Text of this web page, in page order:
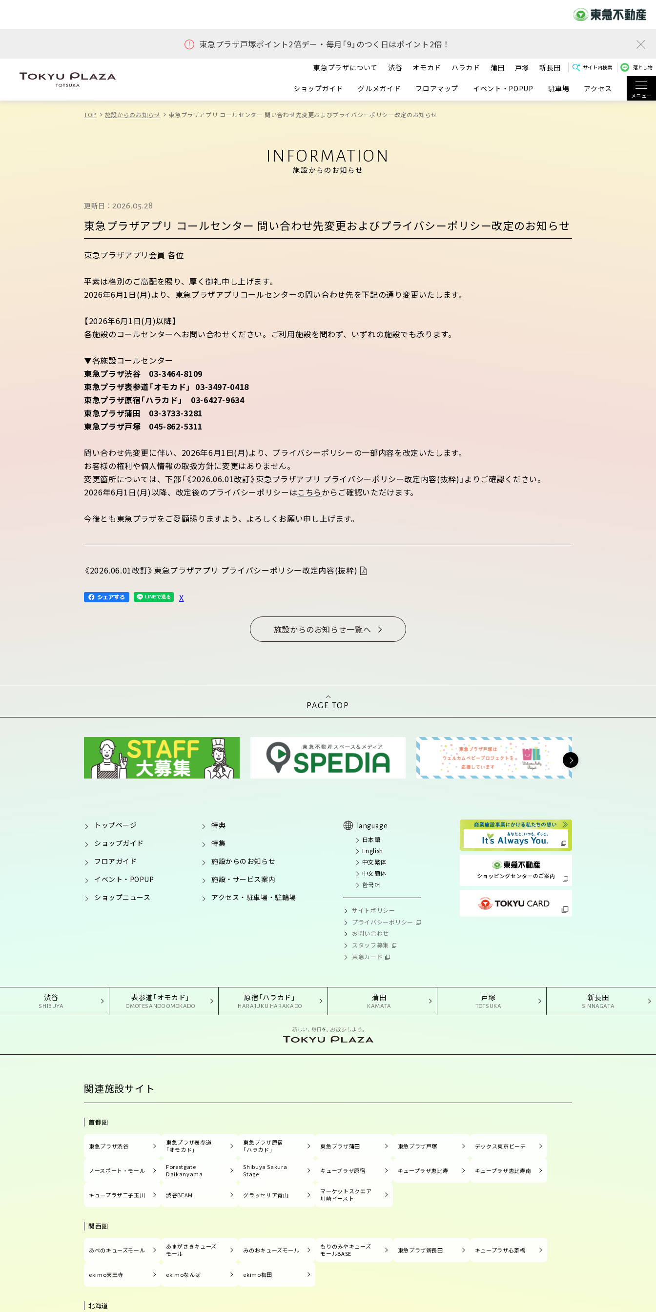
東急プラザ戸塚ポイント2倍デー・毎月「9」のつく日はポイント2倍！
東急プラザについて 渋谷 オモカド ハラカド 蒲田 戸塚 新長田 サイト内検索 落とし物
ショップガイド グルメガイド フロアマップ イベント・POPUP 駐車場 アクセス
メニュー
TOP 施設からのお知らせ 東急プラザアプリ コールセンター 問い合わせ先変更およびプライバシーポリシー改定のお知らせ
INFORMATION
施設からのお知らせ
更新日：2026.05.28
東急プラザアプリ コールセンター 問い合わせ先変更およびプライバシーポリシー改定のお知らせ
東急プラザアプリ会員 各位
平素は格別のご高配を賜り、厚く御礼申し上げます。
2026年6月1日(月)より、東急プラザアプリコールセンターの問い合わせ先を下記の通り変更いたします。
【2026年6月1日(月)以降】
各施設のコールセンターへお問い合わせください。ご利用施設を問わず、いずれの施設でも承ります。
▼各施設コールセンター
東急プラザ渋谷 03-3464-8109
東急プラザ表参道「オモカド」 03-3497-0418
東急プラザ原宿「ハラカド」 03-6427-9634
東急プラザ蒲田 03-3733-3281
東急プラザ戸塚 045-862-5311
問い合わせ先変更に伴い、2026年6月1日(月)より、プライバシーポリシーの一部内容を改定いたします。
お客様の権利や個人情報の取扱方針に変更はありません。
変更箇所については、下部「《2026.06.01改訂》東急プラザアプリ プライバシーポリシー改定内容(抜粋)」よりご確認ください。
2026年6月1日(月)以降、改定後のプライバシーポリシーはこちらからご確認いただけます。
今後とも東急プラザをご愛顧賜りますよう、よろしくお願い申し上げます。
《2026.06.01改訂》東急プラザアプリ プライバシーポリシー改定内容(抜粋)
X
施設からのお知らせ一覧へ
PAGE TOP
トップページ
ショップガイド
フロアガイド
イベント・POPUP
ショップニュース
特典
特集
施設からのお知らせ
施設・サービス案内
アクセス・駐車場・駐輪場
language
日本語
English
中文繁体
中文簡体
한국어
サイトポリシー
プライバシーポリシー
お問い合わせ
スタッフ募集
東急カード
渋谷
SHIBUYA
表参道「オモカド」
OMOTESANDO OMOKADO
原宿「ハラカド」
HARAJUKU HARAKADO
蒲田
KAMATA
戸塚
TOTSUKA
新長田
SINNAGATA
関連施設サイト
首都圏
東急プラザ渋谷
東急プラザ表参道
「オモカド」
東急プラザ原宿
「ハラカド」
東急プラザ蒲田 東急プラザ戸塚 デックス東京ビーチ
ノースポート・モール
Forestgate
Daikanyama
Shibuya Sakura
Stage
キュープラザ原宿 キュープラザ恵比寿 キュープラザ恵比寿南
キュープラザ二子玉川 渋谷BEAM グラッセリア青山
マーケットスクエア
川崎イースト
関西圏
あべのキューズモール
あまがさきキューズ
モール
みのおキューズモール
もりのみやキューズ
モールBASE
東急プラザ新長田 キュープラザ心斎橋
ekimo天王寺 ekimoなんば ekimo梅田
北海道